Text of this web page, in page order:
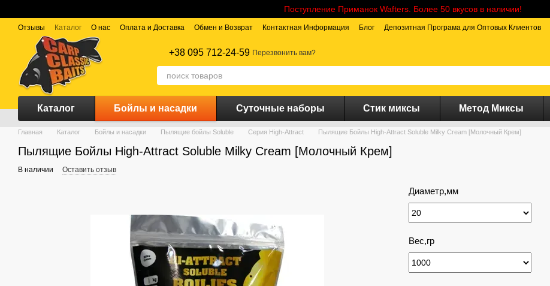
Поступление Приманок Wafters. Более 50 вкусов в наличии!
Отзывы Каталог О нас Оплата и Доставка Обмен и Возврат Контактная Информация Блог Депозитная Програма для Оптовых Клиентов
+38 095 712-24-59 Перезвонить вам?
Каталог Бойлы и насадки Суточные наборы Стик миксы Метод Миксы
Главная Каталог Бойлы и насадки Пылящие бойлы Soluble Серия High-Attract Пылящие Бойлы High-Attract Soluble Milky Cream [Молочный Крем]
Пылящие Бойлы High-Attract Soluble Milky Cream [Молочный Крем]
В наличии Оставить отзыв
Диаметр,мм
Вес,гр